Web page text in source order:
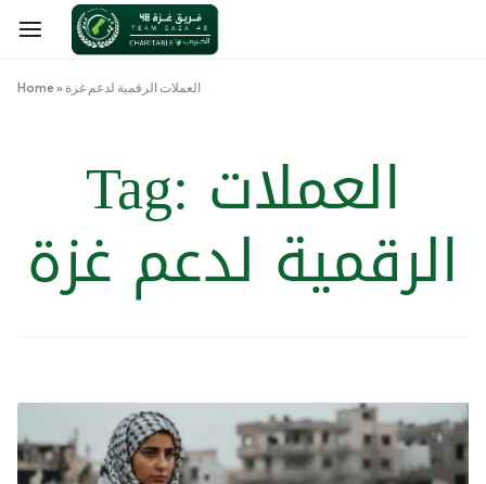
Home» العملات الرقمية لدعم غزة
Tag: العملات
الرقمية لدعم غزة